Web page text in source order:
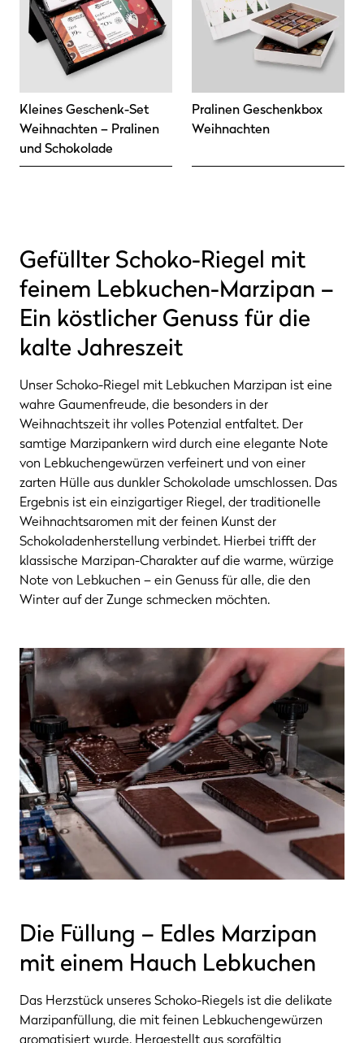
Kleines Geschenk-Set
Weihnachten – Pralinen
und Schokolade
Pralinen Geschenkbox
Weihnachten
Gefüllter Schoko-Riegel mit
feinem Lebkuchen-Marzipan –
Ein köstlicher Genuss für die
kalte Jahreszeit
Unser Schoko-Riegel mit Lebkuchen Marzipan ist eine
wahre Gaumenfreude, die besonders in der
Weihnachtszeit ihr volles Potenzial entfaltet. Der
samtige Marzipankern wird durch eine elegante Note
von Lebkuchengewürzen verfeinert und von einer
zarten Hülle aus dunkler Schokolade umschlossen. Das
Ergebnis ist ein einzigartiger Riegel, der traditionelle
Weihnachtsaromen mit der feinen Kunst der
Schokoladenherstellung verbindet. Hierbei trifft der
klassische Marzipan-Charakter auf die warme, würzige
Note von Lebkuchen – ein Genuss für alle, die den
Winter auf der Zunge schmecken möchten.
Die Füllung – Edles Marzipan
mit einem Hauch Lebkuchen
Das Herzstück unseres Schoko-Riegels ist die delikate
Marzipanfüllung, die mit feinen Lebkuchengewürzen
aromatisiert wurde. Hergestellt aus sorgfältig